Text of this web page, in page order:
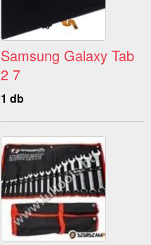
Samsung Galaxy Tab
2 7
1 db